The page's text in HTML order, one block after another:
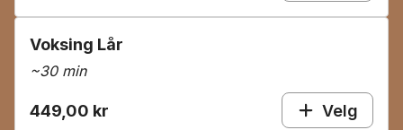
Voksing Lår
~30 min
449,00 kr Velg